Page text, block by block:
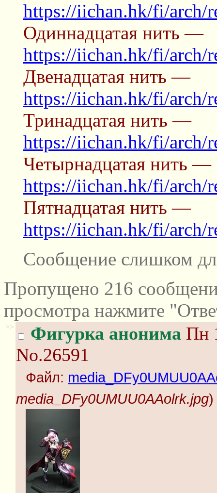
https://iichan.hk/fi/arch/
Одиннадцатая нить —
https://iichan.hk/fi/arch/
Двенадцатая нить —
https://iichan.hk/fi/arch/
Тринадцатая нить —
https://iichan.hk/fi/arch/
Четырнадцатая нить —
https://iichan.hk/fi/arch/
Пятнадцатая нить —
https://iichan.hk/fi/arch/
Сообщение слишком
Пропущено 216
просмотра нажмите
>> Фигурка анонима Пн
No.26591
Файл:
media_DFy0UMUU0AAolrk.jpg)